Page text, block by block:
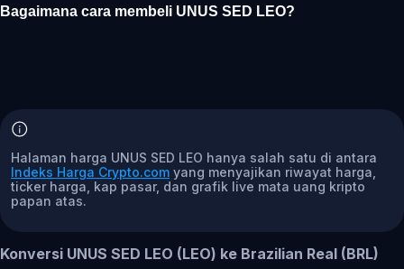
Bagaimana cara membeli UNUS SED LEO?
Halaman harga UNUS SED LEO hanya salah satu di antara
Indeks Harga Crypto.com yang menyajikan riwayat harga,
ticker harga, kap pasar, dan grafik live mata uang kripto
papan atas.
Konversi UNUS SED LEO (LEO) ke Brazilian Real (BRL)